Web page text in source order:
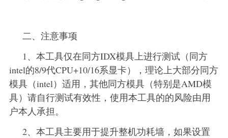
二、注意事项
1、本工具仅在同方IDX模具上进行测试（同方
intel的8/9代CPU+10/16系显卡），理论上大部分同方
模具（intel）适用，其他同方模具（特别是AMD模
具）请自行测试有效性，使用本工具的的风险由用
户本人承担。
2、本工具主要用于提升整机功耗墙，如果设置